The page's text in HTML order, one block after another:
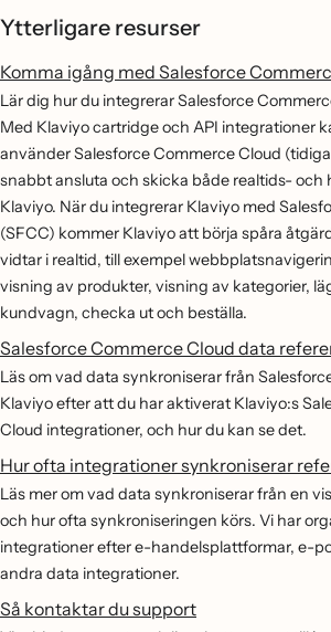
Ytterligare resurser
Komma igång med Salesforce
Lär dig hur du integrerar Salesforce
Med Klaviyo cartridge och API integrationer
använder Salesforce Commerce Cloud
snabbt ansluta och skicka både realtids- och
Klaviyo. När du integrerar Klaviyo med
(SFCC) kommer Klaviyo att börja spåra
vidtar i realtid, till exempel
visning av produkter, visning av kategorier,
kundvagn, checka ut och beställa.
Salesforce Commerce Cloud data
Läs om vad data synkroniserar från
Klaviyo efter att du har aktiverat Klaviyo:s
Cloud integrationer, och hur du kan se det.
Hur ofta integrationer synkroniserar
Läs mer om vad data synkroniserar från en
och hur ofta synkroniseringen körs. Vi har
integrationer efter e-handelsplattformar, e-
andra data integrationer.
Så kontaktar du support